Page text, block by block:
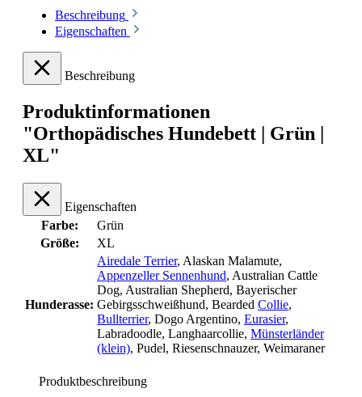
Beschreibung
Eigenschaften
Beschreibung
Produktinformationen
"Orthopädisches Hundebett | Grün |
XL"
Eigenschaften
Farbe:
Grün
Größe:
XL
Hunderasse:
Airedale Terrier, Alaskan Malamute,
Appenzeller Sennenhund, Australian Cattle
Dog, Australian Shepherd, Bayerischer
Gebirgsschweißhund, Bearded Collie,
Bullterrier, Dogo Argentino, Eurasier,
Labradoodle, Langhaarcollie, Münsterländer
(klein), Pudel, Riesenschnauzer, Weimaraner
Produktbeschreibung